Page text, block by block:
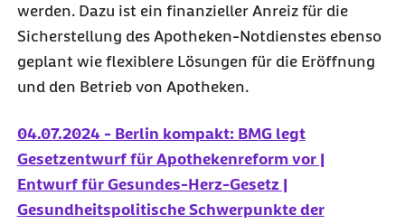
werden. Dazu ist ein finanzieller Anreiz für die
Sicherstellung des Apotheken-Notdienstes ebenso
geplant wie flexiblere Lösungen für die Eröffnung
und den Betrieb von Apotheken.
04.07.2024 - Berlin kompakt: BMG legt
Gesetzentwurf für Apothekenreform vor |
Entwurf für Gesundes-Herz-Gesetz |
Gesundheitspolitische Schwerpunkte der